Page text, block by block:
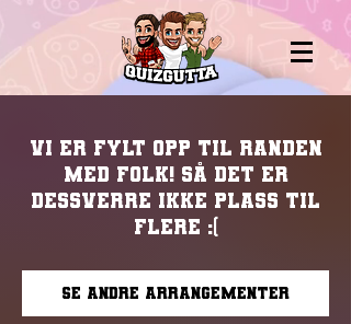
Vi er fylt opp til randen
med folk! Så det er
dessverre ikke plass til
flere :(
Se andre arrangementer